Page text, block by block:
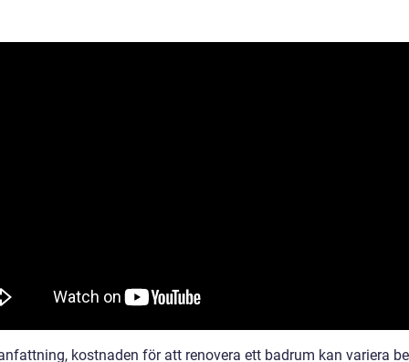
kostnaden för att renovera ett badrum kan variera